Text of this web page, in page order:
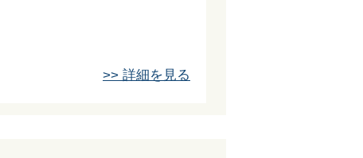
>> 詳細を見る